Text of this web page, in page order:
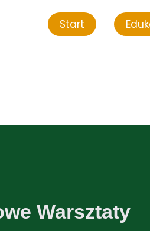
Warsztaty
Start